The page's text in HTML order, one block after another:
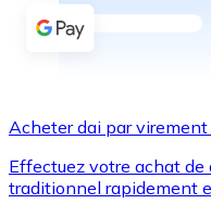
Virement SEPA
Utilisez les cartes
Acheter dai par
Effectuez votre achat
traditionnel rapidement